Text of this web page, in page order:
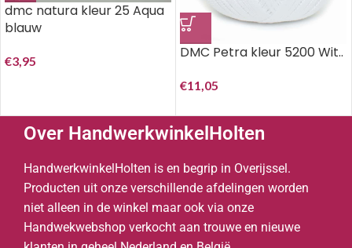
dmc natura kleur 25 Aqua
blauw
€3,95 DMC Petra kleur 5200 Wit..
€11,05
Over HandwerkwinkelHolten
HandwerkwinkelHolten is en begrip in Overijssel.
Producten uit onze verschillende afdelingen worden
niet alleen in de winkel maar ook via onze
Handwekwebshop verkocht aan trouwe en nieuwe